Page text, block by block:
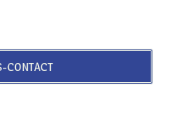
CONTACT